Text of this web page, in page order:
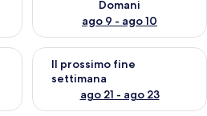
Domani
ago 9 - ago 10
fine settimana, ago 14 -
Il prossimo fine
settimana
ago 21 - ago 23
Verifica la disponibilità per il